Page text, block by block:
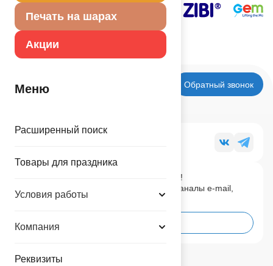
Печать на шарах
Акции
Меню
Расширенный поиск
Товары для праздника
Условия работы
Компания
Реквизиты
Обратный звонок
Будь в курсе последних новостей!
Подпишись на наши новостные каналы e-mail,
Телеграм, ВК
Регионы:(495) 748-0177